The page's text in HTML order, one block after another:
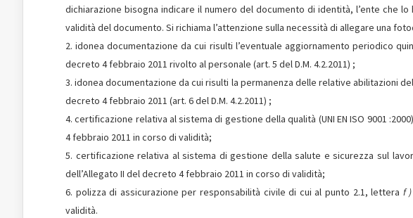
dichiarazione bisogna indicare il numero del documento di identità, l’ente che
validità del documento. Si richiama l’attenzione sulla necessità di allegare una
idonea documentazione da cui risulti l’eventuale aggiornamento periodico
decreto 4 febbraio 2011 rivolto al personale (art. 5 del D.M. 4.2.2011) ;
idonea documentazione da cui risulti la permanenza delle relative abilitazioni
decreto 4 febbraio 2011 (art. 6 del D.M. 4.2.2011) ;
certificazione relativa al sistema di gestione della qualità (UNI EN ISO 9001
4 febbraio 2011 in corso di validità;
certificazione relativa al sistema di gestione della salute e sicurezza sul
dell’Allegato II del decreto 4 febbraio 2011 in corso di validità;
polizza di assicurazione per responsabilità civile di cui al punto 2.1, lettera f
validità.